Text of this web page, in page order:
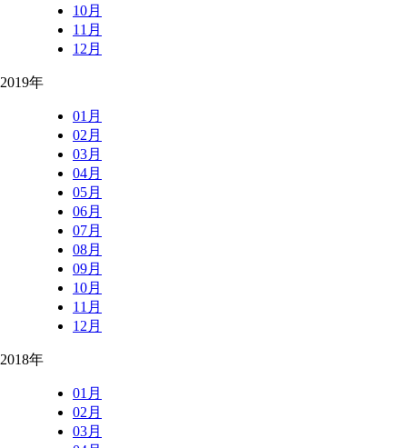
10月
11月
12月
2019年
01月
02月
03月
04月
05月
06月
07月
08月
09月
10月
11月
12月
2018年
01月
02月
03月